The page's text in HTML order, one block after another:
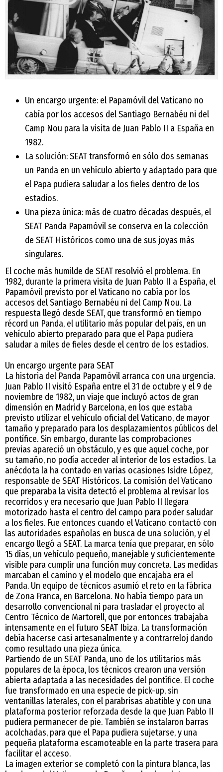
Un encargo urgente: el Papamóvil del Vaticano no
cabía por los accesos del Santiago Bernabéu ni del
Camp Nou para la visita de Juan Pablo II a España en
1982.
La solución: SEAT transformó en sólo dos semanas
un Panda en un vehículo abierto y adaptado para que
el Papa pudiera saludar a los fieles dentro de los
estadios.
Una pieza única: más de cuatro décadas después, el
SEAT Panda Papamóvil se conserva en la colección
de SEAT Históricos como una de sus joyas más
singulares.
El coche más humilde de SEAT resolvió el problema. En
1982, durante la primera visita de Juan Pablo II a España, el
Papamóvil previsto por el Vaticano no cabía por los
accesos del Santiago Bernabéu ni del Camp Nou. La
respuesta llegó desde SEAT, que transformó en tiempo
récord un Panda, el utilitario más popular del país, en un
vehículo abierto preparado para que el Papa pudiera
saludar a miles de fieles desde el centro de los estadios.
Un encargo urgente para SEAT
La historia del Panda Papamóvil arranca con una urgencia.
Juan Pablo II visitó España entre el 31 de octubre y el 9 de
noviembre de 1982, un viaje que incluyó actos de gran
dimensión en Madrid y Barcelona, en los que estaba
previsto utilizar el vehículo oficial del Vaticano, de mayor
tamaño y preparado para los desplazamientos públicos del
pontífice. Sin embargo, durante las comprobaciones
previas apareció un obstáculo, y es que aquel coche, por
su tamaño, no podía acceder al interior de los estadios. La
anécdota la ha contado en varias ocasiones Isidre López,
responsable de SEAT Históricos. La comisión del Vaticano
que preparaba la visita detectó el problema al revisar los
recorridos y era necesario que Juan Pablo II llegara
motorizado hasta el centro del campo para poder saludar
a los fieles. Fue entonces cuando el Vaticano contactó con
las autoridades españolas en busca de una solución, y el
encargo llegó a SEAT. La marca tenía que preparar, en sólo
15 días, un vehículo pequeño, manejable y suficientemente
visible para cumplir una función muy concreta. Las medidas
marcaban el camino y el modelo que encajaba era el
Panda. Un equipo de técnicos asumió el reto en la fábrica
de Zona Franca, en Barcelona. No había tiempo para un
desarrollo convencional ni para trasladar el proyecto al
Centro Técnico de Martorell, que por entonces trabajaba
intensamente en el futuro SEAT Ibiza. La transformación
debía hacerse casi artesanalmente y a contrarreloj dando
como resultado una pieza única.
Partiendo de un SEAT Panda, uno de los utilitarios más
populares de la época, los técnicos crearon una versión
abierta adaptada a las necesidades del pontífice. El coche
fue transformado en una especie de pick-up, sin
ventanillas laterales, con el parabrisas abatible y con una
plataforma posterior reforzada desde la que Juan Pablo II
pudiera permanecer de pie. También se instalaron barras
acolchadas, para que el Papa pudiera sujetarse, y una
pequeña plataforma escamoteable en la parte trasera para
facilitar el acceso.
La imagen exterior se completó con la pintura blanca, las